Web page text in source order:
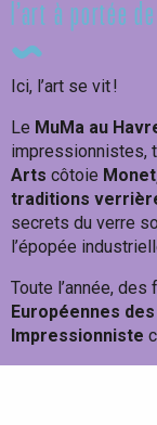
l’art à portée
Ici, l’art se vit !
Le MuMa au
impressionnistes,
Arts côtoie
traditions
secrets du verre
l’épopée
Toute l’année,
Européennes
Impressionniste